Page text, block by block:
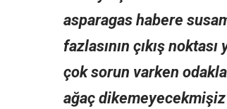
asparagas habere
fazlasının çıkış
çok sorun varken
ağaç